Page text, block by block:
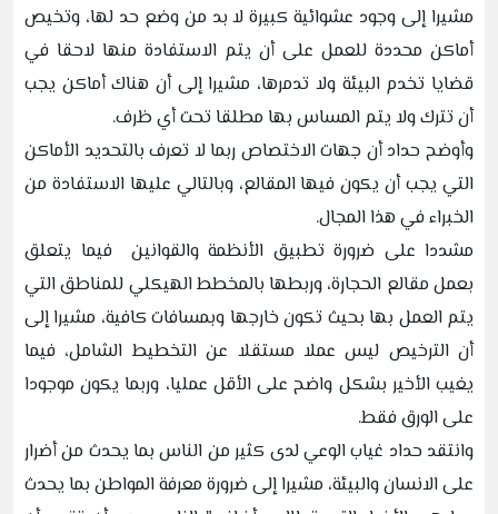
مشيرا إلى وجود عشوائية كبيرة لا بد من وضع حد لها، وتخيص
أماكن محددة للعمل على أن يتم الاستفادة منها لاحقا في
قضايا تخدم البيئة ولا تدمرها، مشيرا إلى أن هناك أماكن يجب
أن تترك ولا يتم المساس بها مطلقا تحت أي ظرف.
وأوضح حداد أن جهات الاختصاص ربما لا تعرف بالتحديد الأماكن
التي يجب أن يكون فيها المقالع، وبالتالي عليها الاستفادة من
الخبراء في هذا المجال.
مشددا على ضرورة تطبيق الأنظمة والقوانين فيما يتعلق
بعمل مقالع الحجارة، وربطها بالمخطط الهيكلي للمناطق التي
يتم العمل بها بحيث تكون خارجها وبمسافات كافية، مشيرا إلى
أن الترخيص ليس عملا مستقلا عن التخطيط الشامل، فيما
يغيب الأخير بشكل واضح على الأقل عمليا، وربما يكون موجودا
على الورق فقط.
وانتقد حداد غياب الوعي لدى كثير من الناس بما يحدث من أضرار
على الانسان والبيئة، مشيرا إلى ضرورة معرفة المواطن بما يحدث